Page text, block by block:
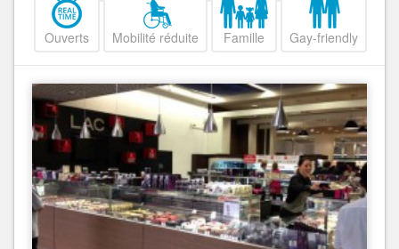
Ouverts Mobilité réduite Famille Gay-friendly